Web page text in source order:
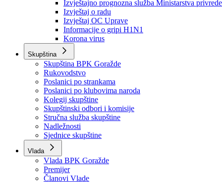
Obavještenja i izvještaji
Obavještenja Vlade
Izvještajno prognozna služba Ministarstva privrede
Izvještaj o radu
Izvještaj OC Uprave
Informacije o gripi H1N1
Korona virus
Skupština
Skupština BPK Goražde
Rukovodstvo
Poslanici po strankama
Poslanici po klubovima naroda
Kolegij skupštine
Skupštinski odbori i komisije
Stručna služba skupštine
Nadležnosti
Sjednice skupštine
Vlada